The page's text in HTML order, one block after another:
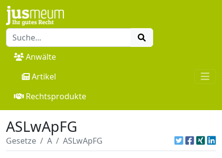
Anwälte
Artikel
Rechtsprodukte
ASLwApFG
Gesetze A ASLwApFG